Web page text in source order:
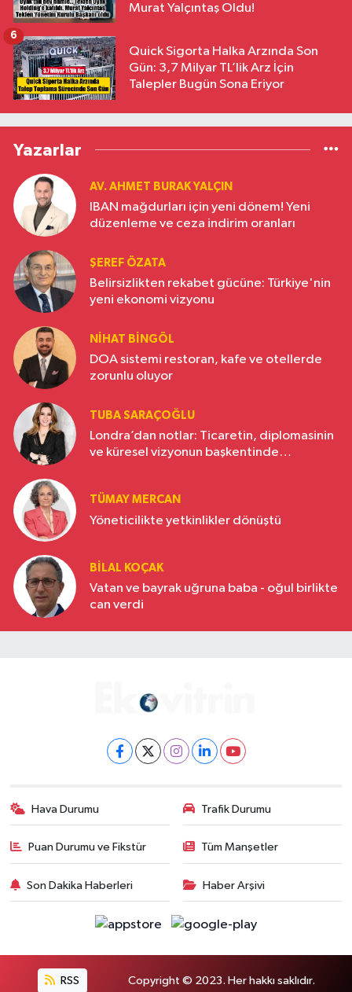
Murat Yalçıntaş Oldu!
Quick Sigorta Halka Arzında Son
Gün: 3,7 Milyar TL’lik Arz İçin
Talepler Bugün Sona Eriyor
6
Yazarlar
AV. AHMET BURAK YALÇIN
IBAN mağdurları için yeni dönem! Yeni
düzenleme ve ceza indirim oranları
ŞEREF ÖZATA
Belirsizlikten rekabet gücüne: Türkiye'nin
yeni ekonomi vizyonu
NIHAT BINGÖL
DOA sistemi restoran, kafe ve otellerde
zorunlu oluyor
TUBA SARAÇOĞLU
Londra’dan notlar: Ticaretin, diplomasinin
ve küresel vizyonun başkentinde
TÜMAY MERCAN
Yöneticilikte yetkinlikler dönüştü
BILAL KOÇAK
Vatan ve bayrak uğruna baba - oğul birlikte
can verdi
Hava Durumu Trafik Durumu
Puan Durumu ve Fikstür Tüm Manşetler
Son Dakika Haberleri Haber Arşivi
RSS Copyright © 2023. Her hakkı saklıdır.